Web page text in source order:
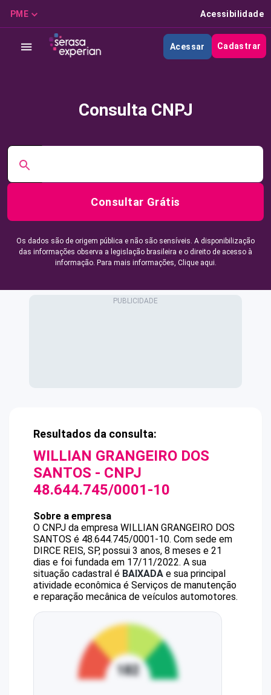
PME Acessibilidade
Acessar Cadastrar
Consulta CNPJ
Consultar Grátis
Os dados são de origem pública e não são sensíveis. A disponibilização
das informações observa a legislação brasileira e o direito de acesso à
informação. Para mais informações, Clique aqui.
Resultados da consulta:
WILLIAN GRANGEIRO DOS
SANTOS - CNPJ
48.644.745/0001-10
Sobre a empresa
O CNPJ da empresa WILLIAN GRANGEIRO DOS
SANTOS é 48.644.745/0001-10. Com sede em
DIRCE REIS, SP, possui 3 anos, 8 meses e 21
dias e foi fundada em 17/11/2022. A sua
situação cadastral é BAIXADA e sua principal
atividade econômica é Serviços de manutenção
e reparação mecânica de veículos automotores.